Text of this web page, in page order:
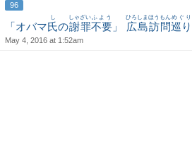
96
「オバマ氏
し
の謝罪
しゃざい
不要
ふよう
」 広島
ひろしま
訪問
ほうもん
巡り
めぐり
May 4, 2016 at 1:52am